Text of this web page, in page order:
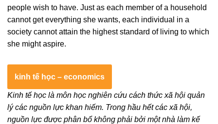
people wish to have. Just as each member of a household
cannot get everything she wants, each individual in a
society cannot attain the highest standard of living to which
she might aspire.
kinh tế học – economics
Kinh tế học là môn học nghiên cứu cách thức xã hội quản
lý các nguồn lực khan hiếm. Trong hầu hết các xã hội,
nguồn lực được phân bổ không phải bởi một nhà làm kế